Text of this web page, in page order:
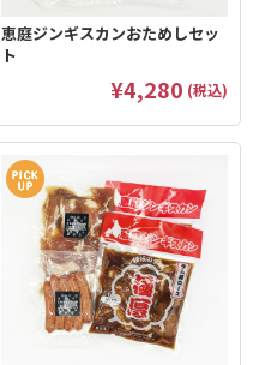
恵庭ジンギスカンおためしセッ
ト
¥4,280 (税込)